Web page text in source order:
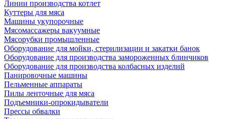
Линии производства котлет
Куттеры для мяса
Машины укупорочные
Мясомассажеры вакуумные
Мясорубки промышленные
Оборудование для мойки, стерилизации и закатки банок
Оборудование для производства замороженных блинчиков
Оборудование для производства колбасных изделий
Панировочные машины
Пельменные аппараты
Пилы ленточные для мяса
Подъемники-опрокидыватели
Прессы обвалки